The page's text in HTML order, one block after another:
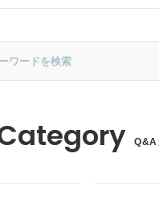
Q&A